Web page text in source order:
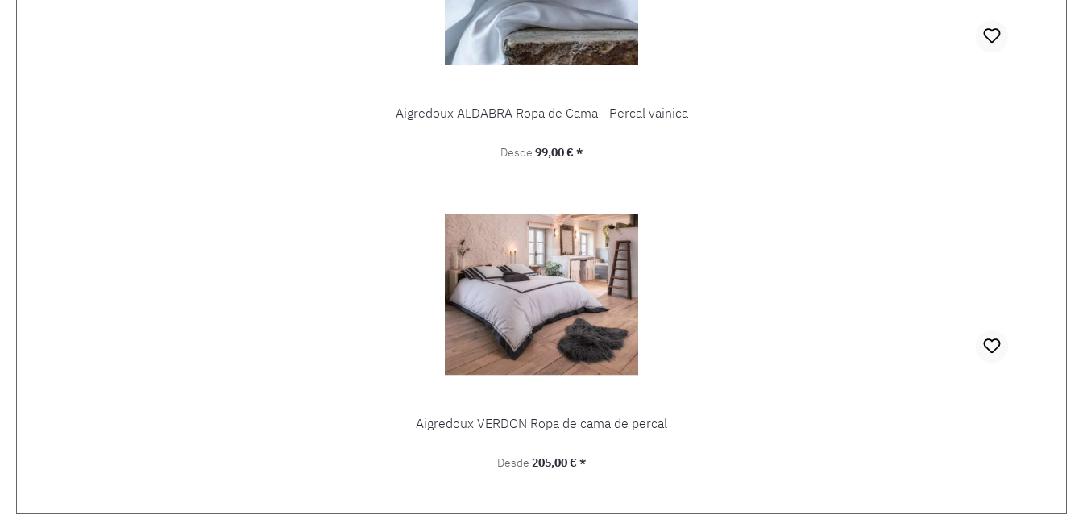
Aigredoux ALDABRA Ropa de Cama - Percal vainica
Precio normal:
Desde 99,00 € *
Aigredoux VERDON Ropa de cama de percal
Precio normal:
Desde 205,00 € *